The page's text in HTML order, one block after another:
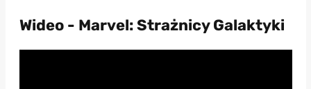
Wideo - Marvel: Strażnicy Galaktyki